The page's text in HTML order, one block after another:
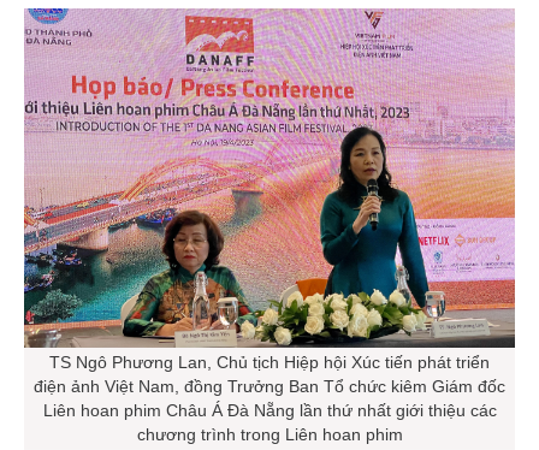
TS Ngô Phương Lan, Chủ tịch Hiệp hội Xúc tiến phát triển
điện ảnh Việt Nam, đồng Trưởng Ban Tổ chức kiêm Giám đốc
Liên hoan phim Châu Á Đà Nẵng lần thứ nhất giới thiệu các
chương trình trong Liên hoan phim